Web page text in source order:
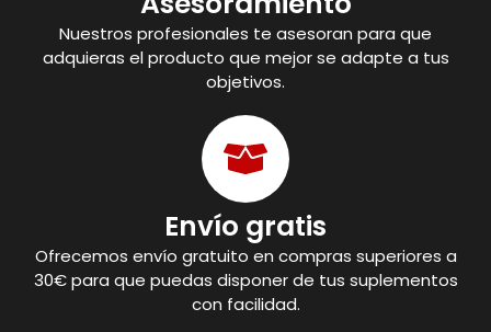
Nuestros profesionales te asesoran para que
adquieras el producto que mejor se adapte a tus
objetivos.
Envío gratis
Ofrecemos envío gratuito en compras superiores a
30€ para que puedas disponer de tus suplementos
con facilidad.